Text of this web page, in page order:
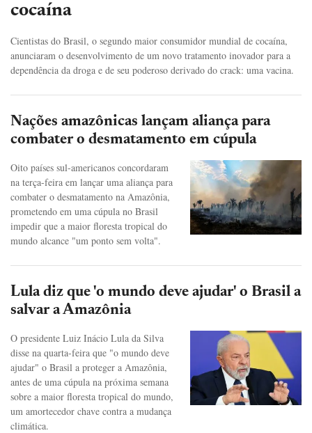
cocaína
Cientistas do Brasil, o segundo maior consumidor mundial de cocaína,
anunciaram o desenvolvimento de um novo tratamento inovador para a
dependência da droga e de seu poderoso derivado do crack: uma vacina.
Nações amazônicas lançam aliança para
combater o desmatamento em cúpula
Oito países sul-americanos concordaram
na terça-feira em lançar uma aliança para
combater o desmatamento na Amazônia,
prometendo em uma cúpula no Brasil
impedir que a maior floresta tropical do
mundo alcance "um ponto sem volta".
Lula diz que 'o mundo deve ajudar' o Brasil a
salvar a Amazônia
O presidente Luiz Inácio Lula da Silva
disse na quarta-feira que "o mundo deve
ajudar" o Brasil a proteger a Amazônia,
antes de uma cúpula na próxima semana
sobre a maior floresta tropical do mundo,
um amortecedor chave contra a mudança
climática.